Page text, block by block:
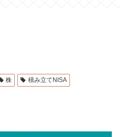
株 積み立てNISA